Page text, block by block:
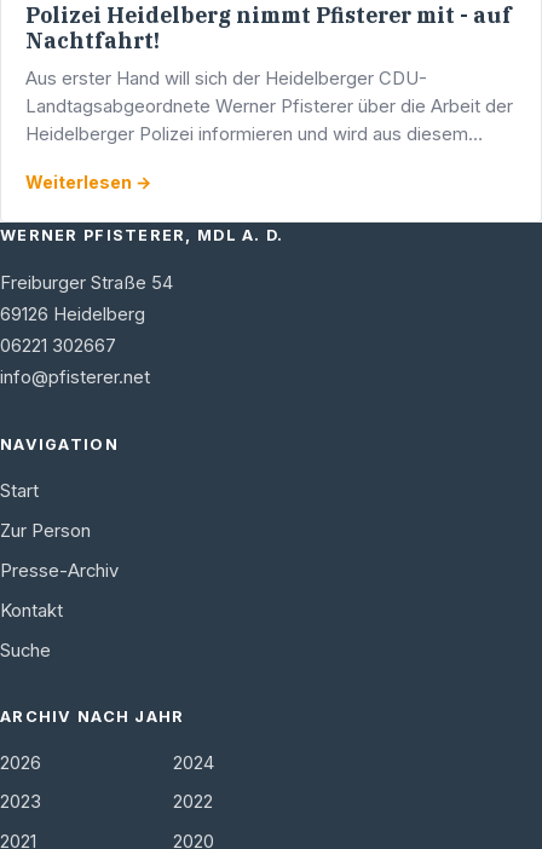
Polizei Heidelberg nimmt Pfisterer mit - auf
Nachtfahrt!
Aus erster Hand will sich der Heidelberger CDU-
Landtagsabgeordnete Werner Pfisterer über die Arbeit der
Heidelberger Polizei informieren und wird aus diesem
…
Weiterlesen →
WERNER PFISTERER, MDL A. D.
Freiburger Straße 54
69126 Heidelberg
06221 302667
info@pfisterer.net
NAVIGATION
Start
Zur Person
Presse-Archiv
Kontakt
Suche
ARCHIV NACH JAHR
2026
2024
2023
2022
2021
2020